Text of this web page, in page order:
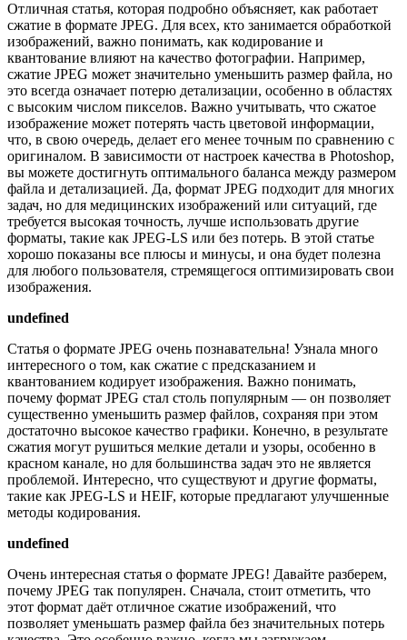
Отличная статья, которая подробно объясняет, как работает
сжатие в формате JPEG. Для всех, кто занимается обработкой
изображений, важно понимать, как кодирование и
квантование влияют на качество фотографии. Например,
сжатие JPEG может значительно уменьшить размер файла, но
это всегда означает потерю детализации, особенно в областях
с высоким числом пикселов. Важно учитывать, что сжатое
изображение может потерять часть цветовой информации,
что, в свою очередь, делает его менее точным по сравнению с
оригиналом. В зависимости от настроек качества в Photoshop,
вы можете достигнуть оптимального баланса между размером
файла и детализацией. Да, формат JPEG подходит для многих
задач, но для медицинских изображений или ситуаций, где
требуется высокая точность, лучше использовать другие
форматы, такие как JPEG-LS или без потерь. В этой статье
хорошо показаны все плюсы и минусы, и она будет полезна
для любого пользователя, стремящегося оптимизировать свои
изображения.
undefined
Статья о формате JPEG очень познавательна! Узнала много
интересного о том, как сжатие с предсказанием и
квантованием кодирует изображения. Важно понимать,
почему формат JPEG стал столь популярным — он позволяет
существенно уменьшить размер файлов, сохраняя при этом
достаточно высокое качество графики. Конечно, в результате
сжатия могут рушиться мелкие детали и узоры, особенно в
красном канале, но для большинства задач это не является
проблемой. Интересно, что существуют и другие форматы,
такие как JPEG-LS и HEIF, которые предлагают улучшенные
методы кодирования.
undefined
Очень интересная статья о формате JPEG! Давайте разберем,
почему JPEG так популярен. Сначала, стоит отметить, что
этот формат даёт отличное сжатие изображений, что
позволяет уменьшать размер файла без значительных потерь